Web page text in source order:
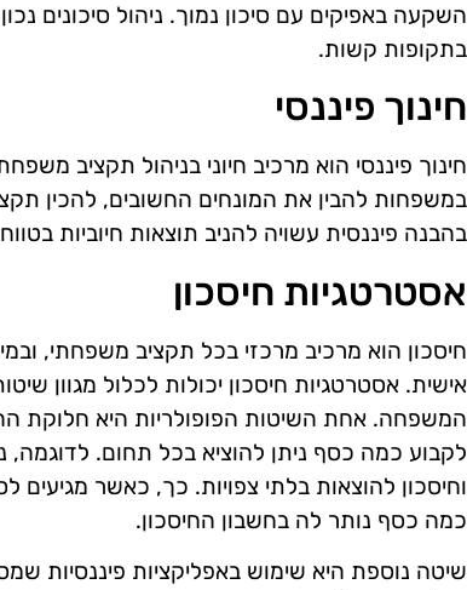
השקעה באפיקים עם סיכון נמוך. ניהול סיכונים
בתקופות קשות.
חינוך פיננסי
חינוך פיננסי הוא מרכיב חיוני בניהול תקציב
במשפחות להבין את המונחים החשובים, להכין
בהבנה פיננסית עשויה להניב תוצאות חיוביות
אסטרטגיות חיסכון
חיסכון הוא מרכיב מרכזי בכל תקציב משפחתי,
אישית. אסטרטגיות חיסכון יכולות לכלול מגוון
המשפחה. אחת השיטות הפופולריות היא חלוקת
לקבוע כמה כסף ניתן להוציא בכל תחום. לדוגמה,
וחיסכון להוצאות בלתי צפויות. כך, כאשר
כמה כסף נותר לה בחשבון החיסכון.
שיטה נוספת היא שימוש באפליקציות פיננסיות